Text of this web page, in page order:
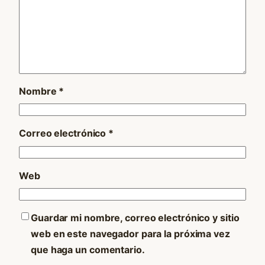
Nombre *
Correo electrónico *
Web
Guardar mi nombre, correo electrónico y sitio
web en este navegador para la próxima vez
que haga un comentario.